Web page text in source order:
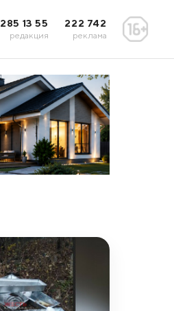
285 13 55
редакция
222 742
реклама